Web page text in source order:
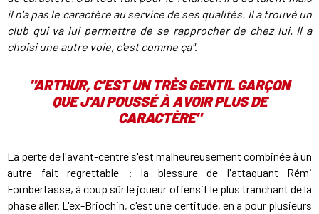
il n'a pas le caractère au service de ses qualités. Il a trouvé un
club qui va lui permettre de se rapprocher de chez lui. Il a
choisi une autre voie, c'est comme ça".
"ARTHUR, C'EST UN TRÈS GENTIL GARÇON
QUE J'AI POUSSÉ À AVOIR PLUS DE
CARACTÈRE"
La perte de l'avant-centre s'est malheureusement combinée à un
autre fait regrettable : la blessure de l'attaquant Rémi
Fombertasse, à coup sûr le joueur offensif le plus tranchant de la
phase aller. L'ex-Briochin, c'est une certitude, en a pour plusieurs